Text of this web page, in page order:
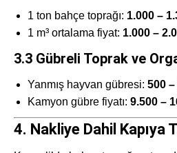
1 ton bahçe toprağı: 1.000 –
1 m³ ortalama fiyat: 1.000 –
3.3 Gübreli Toprak ve
Yanmış hayvan gübresi: 500
Kamyon gübre fiyatı: 9.500 –
4. Nakliye Dahil Kapıya